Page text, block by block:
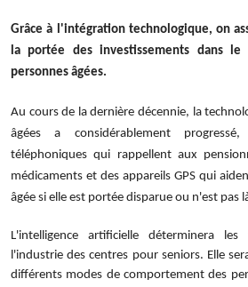
Grâce à l'intégration technologique, on
la portée des investissements dans le
personnes âgées.
Au cours de la dernière décennie, la
âgées a considérablement
téléphoniques qui rappellent aux
médicaments et des appareils GPS qui
âgée si elle est portée disparue ou n'est pas
L'intelligence artificielle déterminera
l'industrie des centres pour seniors. Elle
différents modes de comportement des